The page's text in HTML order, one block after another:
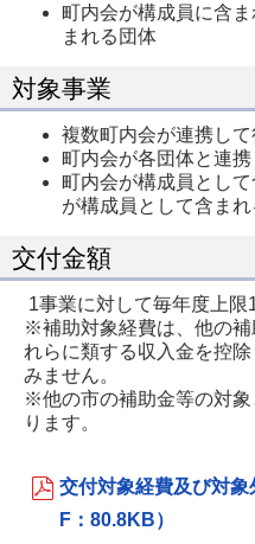
町内会が構成員に含
まれる団体
対象事業
複数町内会が連携し
町内会が各団体と連
町内会が構成員とし
が構成員として含ま
交付金額
1事業に対して毎年度上限
※補助対象経費は、他の補
れらに類する収入金を控
みません。
※他の市の補助金等の対
ります。
交付対象経費及び対
F：80.8KB）